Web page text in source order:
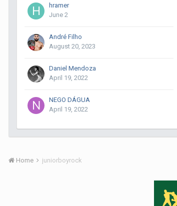
hramer
June 2
André Filho
August 20, 2023
Daniel Mendoza
April 19, 2022
NEGO DÁGUA
April 19, 2022
Home juniorboyrock